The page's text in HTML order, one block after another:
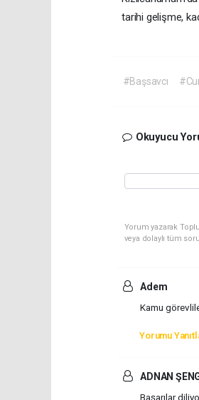
tarihi gelişme,
#Başsavcı
Okuyucu
Yorum yazarak
veya dolaylı tüm
Adem
Kamu
Yorumu
ADNAN
Başarılar